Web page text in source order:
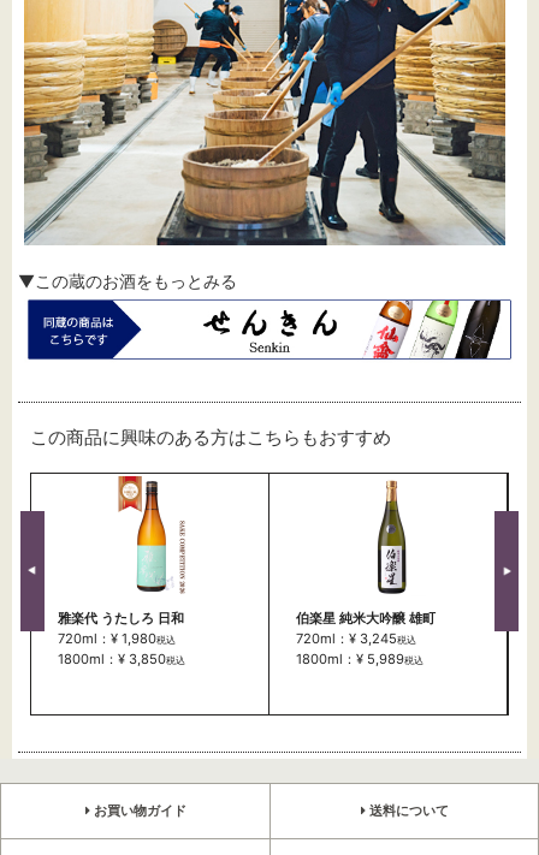
▼この蔵のお酒をもっとみる
この商品に興味のある方はこちらもおすすめ
雅楽代 うたしろ 日和
720ml：¥ 1,980税込
1800ml：¥ 3,850税込
伯楽星 純米大吟醸 雄町
720ml：¥ 3,245税込
1800ml：¥ 5,989税込
お買い物ガイド 送料について